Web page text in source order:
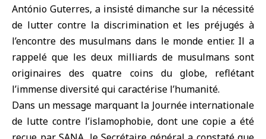
António Guterres, a insisté dimanche sur la nécessité
de lutter contre la discrimination et les préjugés à
l’encontre des musulmans dans le monde entier. Il a
rappelé que les deux milliards de musulmans sont
originaires des quatre coins du globe, reflétant
l’immense diversité qui caractérise l’humanité.
Dans un message marquant la Journée internationale
de lutte contre l’islamophobie, dont une copie a été